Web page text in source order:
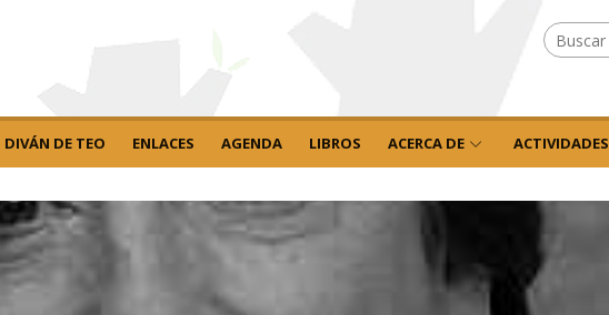
Buscar
por:
DIVÁN DE TEO ENLACES AGENDA LIBROS ACERCA DE ACTIVIDADES